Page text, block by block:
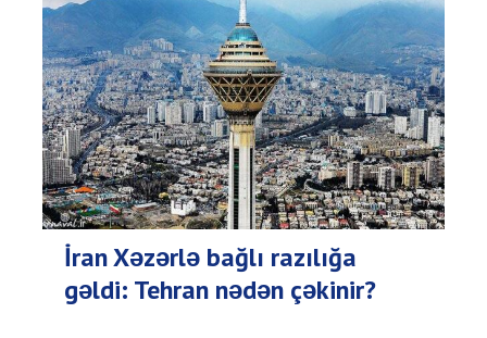
İran Xəzərlə bağlı razılığa
gəldi: Tehran nədən çəkinir?